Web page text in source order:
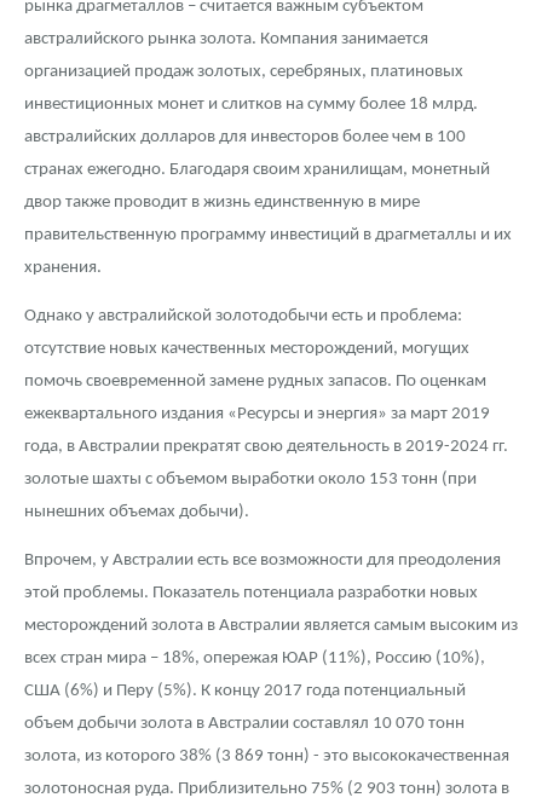
рынка драгметаллов – считается важным субъектом
австралийского рынка золота. Компания занимается
организацией продаж золотых, серебряных, платиновых
инвестиционных монет и слитков на сумму более 18 млрд.
австралийских долларов для инвесторов более чем в 100
странах ежегодно. Благодаря своим хранилищам, монетный
двор также проводит в жизнь единственную в мире
правительственную программу инвестиций в драгметаллы и их
хранения.
Однако у австралийской золотодобычи есть и проблема:
отсутствие новых качественных месторождений, могущих
помочь своевременной замене рудных запасов. По оценкам
ежеквартального издания «Ресурсы и энергия» за март 2019
года, в Австралии прекратят свою деятельность в 2019-2024 гг.
золотые шахты с объемом выработки около 153 тонн (при
нынешних объемах добычи).
Впрочем, у Австралии есть все возможности для преодоления
этой проблемы. Показатель потенциала разработки новых
месторождений золота в Австралии является самым высоким из
всех стран мира – 18%, опережая ЮАР (11%), Россию (10%),
США (6%) и Перу (5%). К концу 2017 года потенциальный
объем добычи золота в Австралии составлял 10 070 тонн
золота, из которого 38% (3 869 тонн) - это высококачественная
золотоносная руда. Приблизительно 75% (2 903 тонн) золота в